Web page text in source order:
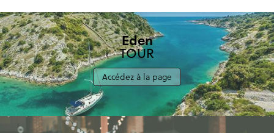
Eden
TOUR
Accédez à la page